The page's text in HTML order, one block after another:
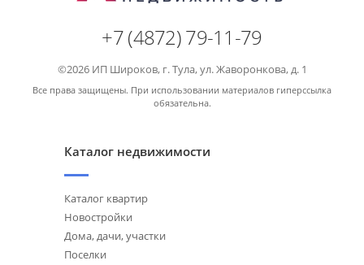
+7 (4872) 79-11-79
©2026 ИП Широков, г. Тула, ул. Жаворонкова, д. 1
Все права защищены. При использовании материалов гиперссылка
обязательна.
Каталог недвижимости
Каталог квартир
Новостройки
Дома, дачи, участки
Поселки